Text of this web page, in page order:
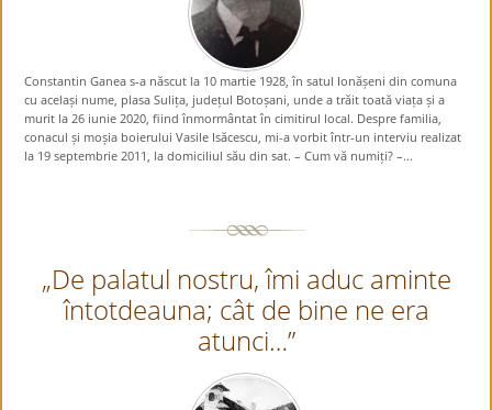
Constantin Ganea s-a născut la 10 martie 1928, în satul Ionășeni din comuna
cu același nume, plasa Sulița, județul Botoșani, unde a trăit toată viața și a
murit la 26 iunie 2020, fiind înmormântat în cimitirul local. Despre familia,
conacul și moșia boierului Vasile Isăcescu, mi-a vorbit într-un interviu realizat
la 19 septembrie 2011, la domiciliul său din sat. – Cum vă numiți? –...
„De palatul nostru, îmi aduc aminte
întotdeauna; cât de bine ne era
atunci…”